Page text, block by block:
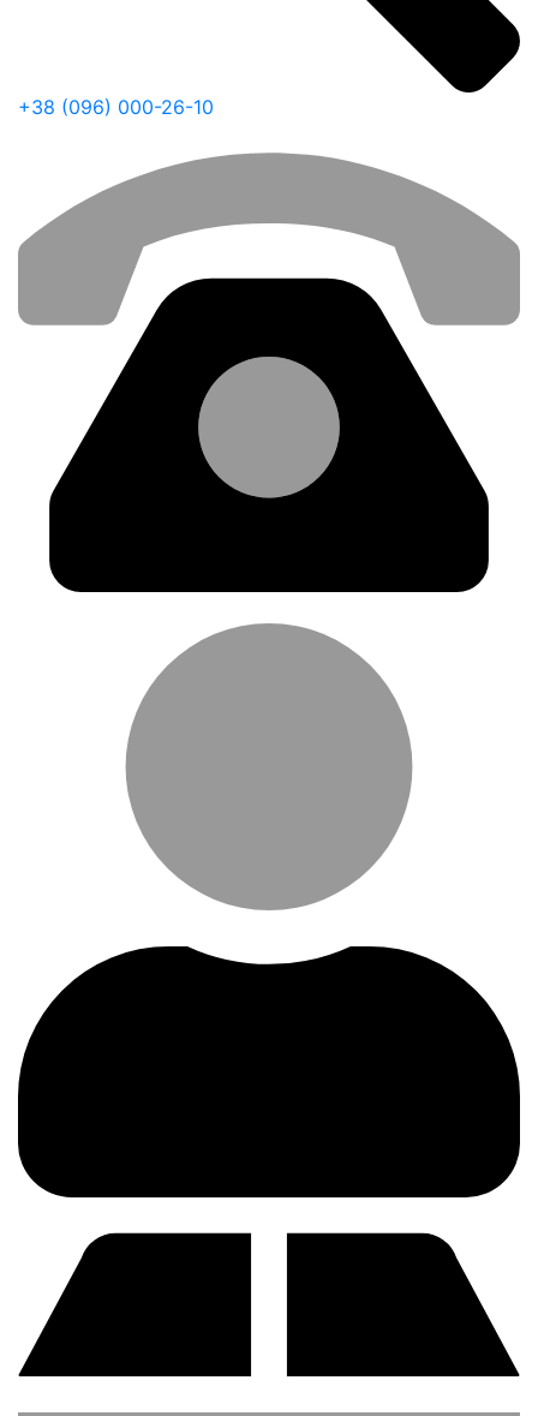
+38 (096) 000-26-10